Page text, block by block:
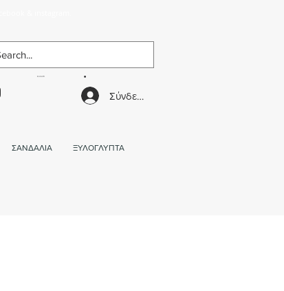
Σύνδεση
ΣΑΝΔΑΛΙΑ ΞΥΛΟΓΛΥΠΤΑ